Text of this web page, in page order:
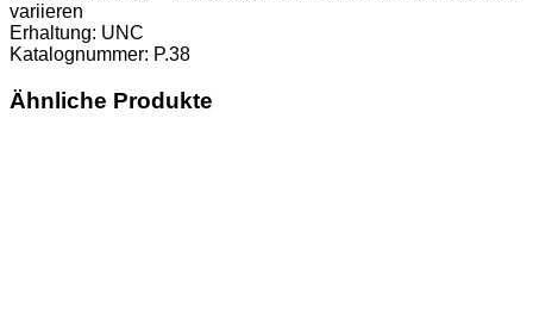
variieren
Erhaltung: UNC
Katalognummer: P.38
Ähnliche Produkte